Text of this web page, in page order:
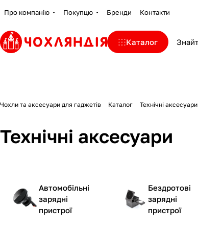
Про компанію Покупцю Бренди Контакти
Каталог
Чохли та аксесуари для гаджетів Каталог Технічні аксесуари
Технічні аксесуари
Автомобільні
зарядні
пристрої
Бездротові
зарядні
пристрої